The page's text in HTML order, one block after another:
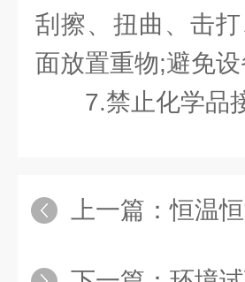
刮擦、扭曲、击
面放置重物;避免
7.禁止化学品接
上一篇：恒温恒